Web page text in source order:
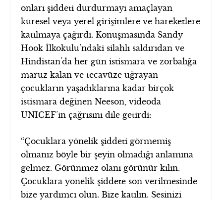
onları şiddeti durdurmayı amaçlayan
küresel veya yerel girişimlere ve hareketlere
katılmaya çağırdı. Konuşmasında Sandy
Hook İlkokulu’ndaki silahlı saldırıdan ve
Hindistan’da her gün istismara ve zorbalığa
maruz kalan ve tecavüze uğrayan
çocukların yaşadıklarına kadar birçok
istismara değinen Neeson, videoda
UNICEF’in çağrısını dile getirdi:
“Çocuklara yönelik şiddeti görmemiş
olmanız böyle bir şeyin olmadığı anlamına
gelmez. Görünmez olanı görünür kılın.
Çocuklara yönelik şiddete son verilmesinde
bize yardımcı olun. Bize katılın. Sesinizi